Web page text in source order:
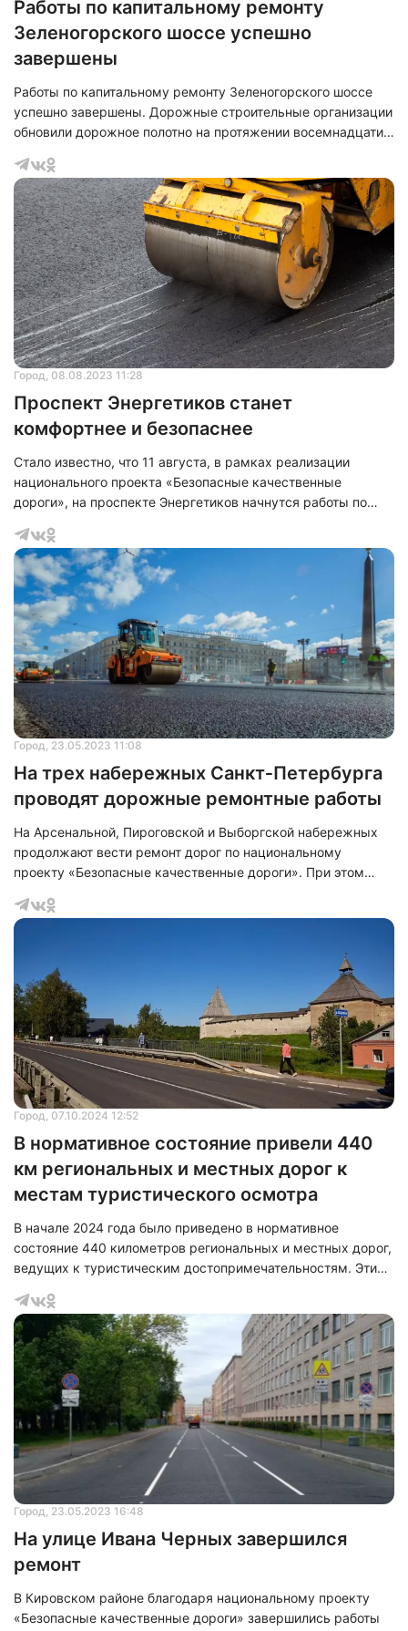
Работы по капитальному ремонту
Зеленогорского шоссе успешно
завершены
Работы по капитальному ремонту Зеленогорского шоссе
успешно завершены. Дорожные строительные организации
обновили дорожное полотно на протяжении восемнадцати
и заканчивая проспектом Ленина. В ходе ремонта было
уложено двести тысяч квадратных метров
асфальтобетонного покрытия, состоящего из двух слоев.
Кроме того, были проведены работы по укреплению
обочин, частичному восстановлению пешеходных
тротуаров и нанесению разметки с применением термо
Город, 08.08.2023 11:28
Проспект Энергетиков станет
комфортнее и безопаснее
Стало известно, что 11 августа, в рамках реализации
национального проекта «Безопасные качественные
дороги», на проспекте Энергетиков начнутся работы по
Город, 23.05.2023 11:08
На трех набережных Санкт‑Петербурга
проводят дорожные ремонтные работы
На Арсенальной, Пироговской и Выборгской набережных
продолжают вести ремонт дорог по национальному
проекту «Безопасные качественные дороги». При этом
Город, 07.10.2024 12:52
В нормативное состояние привели 440
км региональных и местных дорог к
местам туристического осмотра
В начале 2024 года было приведено в нормативное
состояние 440 километров региональных и местных дорог,
ведущих к туристическим достопримечательностям. Эти
памятникам архитектуры, культовым сооружениям и
историческим достопримечательностям. Данные работы
были проведены в рамках национального проекта
"Безопасные качественные дороги".
Город, 23.05.2023 16:48
На улице Ивана Черных завершился
ремонт
В Кировском районе благодаря национальному проекту
«Безопасные качественные дороги» завершились работы
Нажимая на кнопку "Отправить" вы
соглашаетесь сполитикой конфиденциальности